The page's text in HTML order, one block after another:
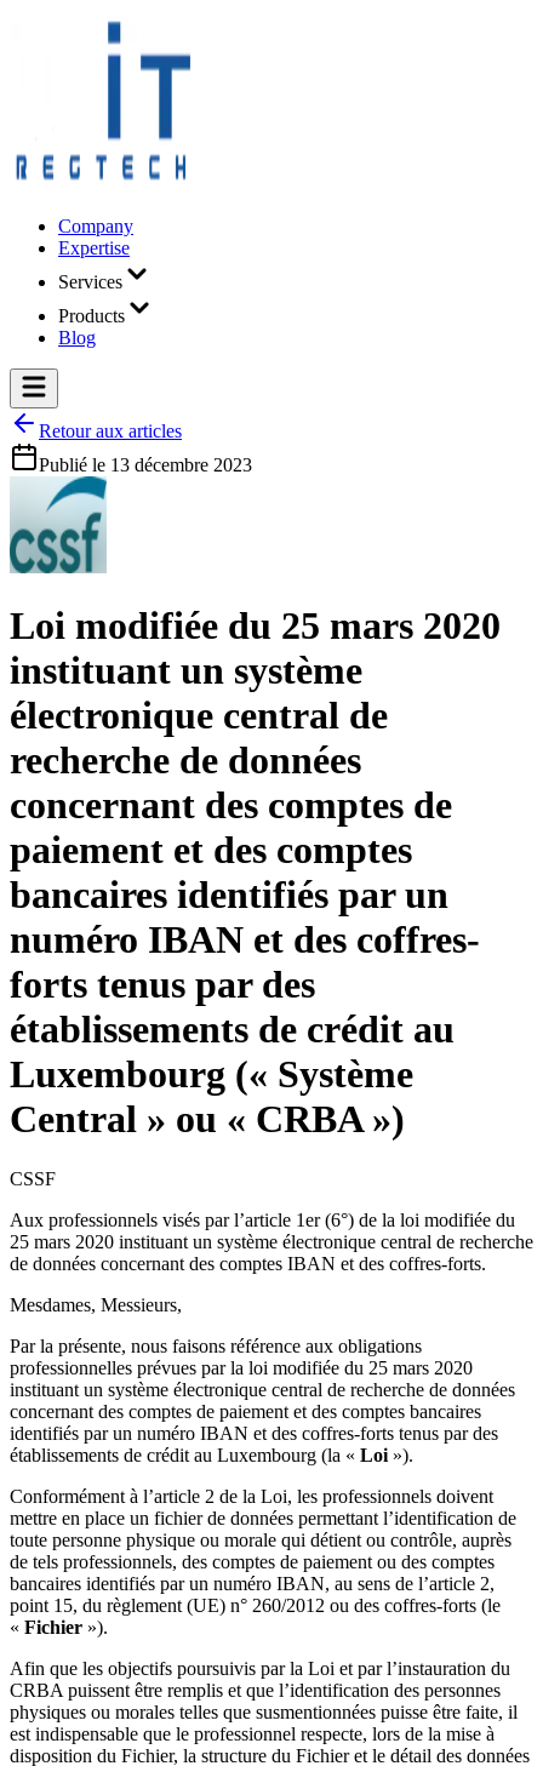
Company
Expertise
Services
Products
Blog
Retour aux articles
Publié le 13 décembre 2023
Loi modifiée du 25 mars 2020
instituant un système
électronique central de
recherche de données
concernant des comptes de
paiement et des comptes
bancaires identifiés par un
numéro IBAN et des coffres-
forts tenus par des
établissements de crédit au
Luxembourg (« Système
Central » ou « CRBA »)
CSSF
Aux professionnels visés par l’article 1er (6°) de la loi modifiée du
25 mars 2020 instituant un système électronique central de recherche
de données concernant des comptes IBAN et des coffres-forts.
Mesdames, Messieurs,
Par la présente, nous faisons référence aux obligations
professionnelles prévues par la loi modifiée du 25 mars 2020
instituant un système électronique central de recherche de données
concernant des comptes de paiement et des comptes bancaires
identifiés par un numéro IBAN et des coffres-forts tenus par des
établissements de crédit au Luxembourg (la « Loi »).
Conformément à l’article 2 de la Loi, les professionnels doivent
mettre en place un fichier de données permettant l’identification de
toute personne physique ou morale qui détient ou contrôle, auprès
de tels professionnels, des comptes de paiement ou des comptes
bancaires identifiés par un numéro IBAN, au sens de l’article 2,
point 15, du règlement (UE) n° 260/2012 ou des coffres-forts (le
« Fichier »).
Afin que les objectifs poursuivis par la Loi et par l’instauration du
CRBA puissent être remplis et que l’identification des personnes
physiques ou morales telles que susmentionnées puisse être faite, il
est indispensable que le professionnel respecte, lors de la mise à
disposition du Fichier, la structure du Fichier et le détail des données